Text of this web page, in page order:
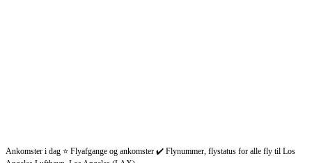
Ankomster i dag ⭐ Flyafgange og ankomster ✔️ Flynummer, flystatus for alle fly til Los